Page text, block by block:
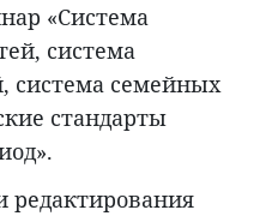
«Система
система
система семейных
стандарты
редактирования